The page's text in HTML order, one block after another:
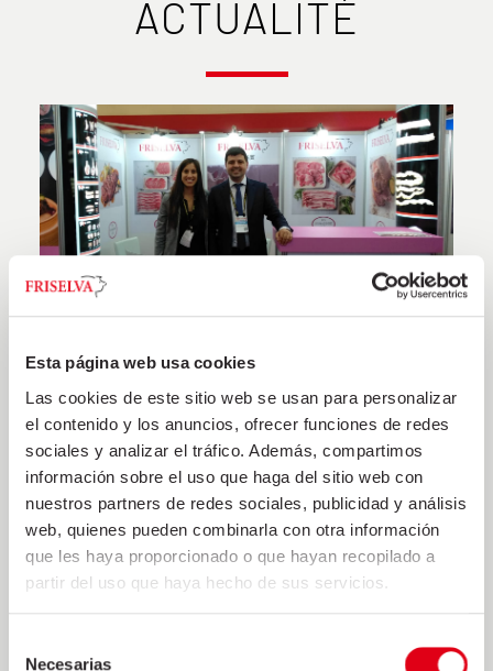
Esta página web usa cookies
Las cookies de este sitio web se usan para personalizar
el contenido y los anuncios, ofrecer funciones de redes
sociales y analizar el tráfico. Además, compartimos
información sobre el uso que haga del sitio web con
nuestros partners de redes sociales, publicidad y análisis
web, quienes pueden combinarla con otra información
que les haya proporcionado o que hayan recopilado a
partir del uso que haya hecho de sus servicios.
Necesarias
ACTUALITÉ
FOOD TAIPEI 2019
Friselva once again attended the FOOD TAIPEI trade
fair, held in Taipei on 19-22 June 2019. Thanks for
visiting us at stand B1128!
+